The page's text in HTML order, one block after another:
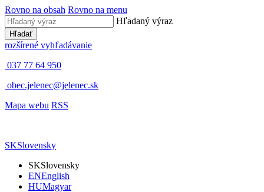
Rovno na obsah Rovno na menu
Hľadaný výraz
Hľadať
rozšírené vyhľadávanie
037 77 64 950
obec.jelenec@jelenec.sk
Mapa webu RSS
SKSlovensky
SKSlovensky
ENEnglish
HUMagyar